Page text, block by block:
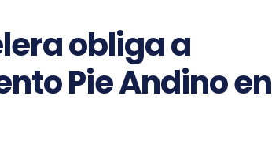
obliga a
Pie Andino en